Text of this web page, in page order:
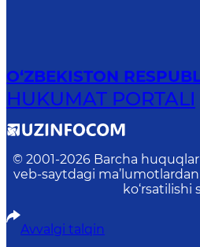
O‘ZBEKISTON
HUKUMAT PORTALI
© 2001-2026 Barcha
veb-saytdagi
ko‘rsatilishi
Avvalgi talqin